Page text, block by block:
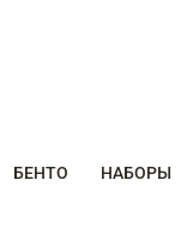
БЕНТО НАБОРЫ